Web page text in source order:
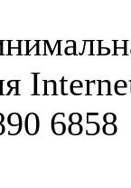
6858